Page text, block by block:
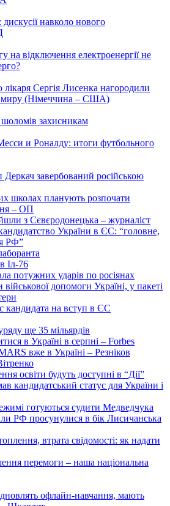
навколо нового
на відключення електроенергії не
лікаря Сергія Лисенка нагородили
(Німеччина – США)
захисникам
и Роналду: итоги футбольного
завербований російською
школах планують розпочати
– ОП
з Сєвєродонецька – журналіст
України в ЄС: “головне,
РФ”
Іл-76
потужних ударів по росіянах
допомоги Україні, у пакеті
кандидата на вступ в ЄС
ще 35 мільярдів
в Україні в серпні – Forbes
вже в Україні – Резніков
освіти будуть доступні в “Дії”
кандидатський статус для України і
готуються судити Медведчука
РФ просунулися в бік Лисичанська
втрата свідомості: як надати
перемоги – наша національна
офлайн-навчання, мають